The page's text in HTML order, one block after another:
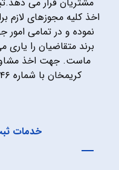
اخذ کلیه مجوزهای
نموده و در تمامی
برند متقاضیان را
ماست. جهت اخذ
کریمخان با شماره ۰۲۱۸۷۱۴۶ تماس حاصل فرمایید.
خدمات